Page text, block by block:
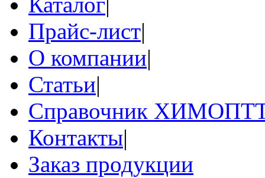
Прайс-лист|
О компании|
Статьи|
Справочник
Контакты|
Заказ продукции